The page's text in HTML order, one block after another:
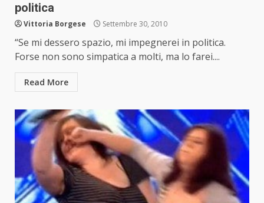
politica
Vittoria Borgese Settembre 30, 2010
“Se mi dessero spazio, mi impegnerei in politica.
Forse non sono simpatica a molti, ma lo farei....
Read More